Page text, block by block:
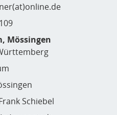
Mössingen
Schiebel